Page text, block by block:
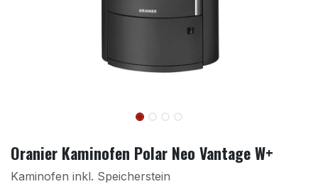
Oranier Kaminofen Polar Neo Vantage W+
Kaminofen inkl. Speicherstein